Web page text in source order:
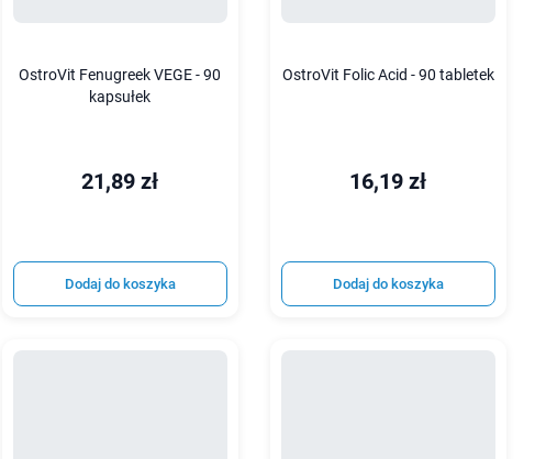
OstroVit Fenugreek VEGE - 90
kapsułek
21,89 zł
Dodaj do koszyka
OstroVit Folic Acid - 90 tabletek
16,19 zł
Dodaj do koszyka